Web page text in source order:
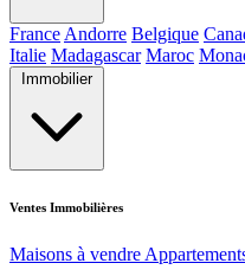
France Andorre Belgique
Italie Madagascar Maroc
Immobilier
Ventes Immobilières
Maisons à vendre